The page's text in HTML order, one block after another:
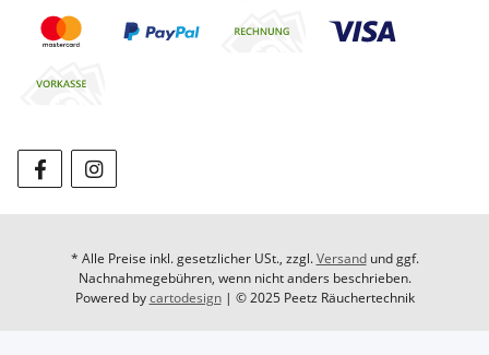
* Alle Preise inkl. gesetzlicher USt., zzgl.Versandund ggf.
Nachnahmegebühren, wenn nicht anders beschrieben.
Powered bycartodesign| © 2025 Peetz Räuchertechnik